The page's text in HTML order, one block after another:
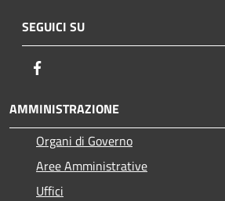
SEGUICI SU
AMMINISTRAZIONE
Organi di Governo
Aree Amministrative
Uffici